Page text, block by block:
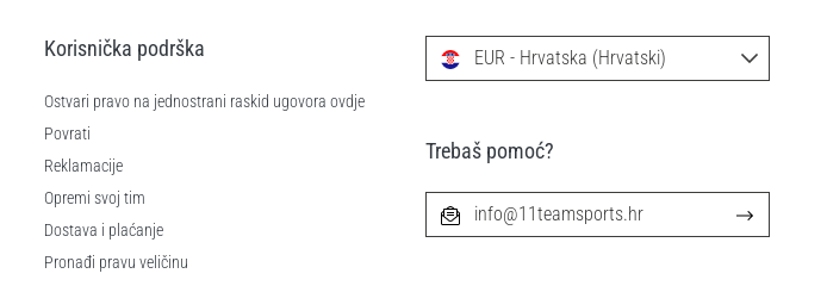
Korisnička podrška
Ostvari pravo na jednostrani raskid ugovora ovdje
Povrati
Reklamacije
Opremi svoj tim
Dostava i plaćanje
Pronađi pravu veličinu
EUR - Hrvatska (Hrvatski)
Trebaš pomoć?
info@11teamsports.hr